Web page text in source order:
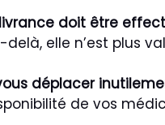
doit être
elle n’est plus
déplacer
de vos